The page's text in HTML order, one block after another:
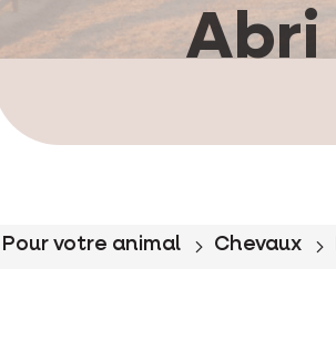
Abri
Pour votre animal Chevaux